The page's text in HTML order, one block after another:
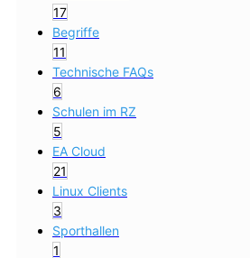
17
Begriffe
11
Technische FAQs
6
Schulen im RZ
5
EA Cloud
21
Linux Clients
3
Sporthallen
1